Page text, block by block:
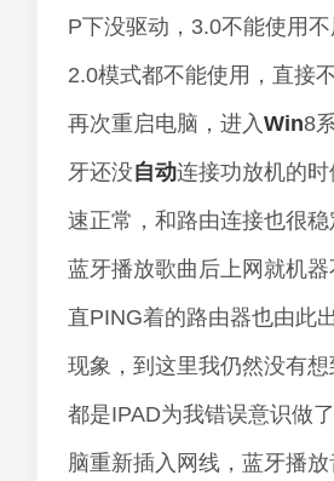
P下没驱动，3.0不能使用
2.0模式都不能使用，直接
再次重启电脑，进入Win8
牙还没自动连接功放机的时
速正常，和路由连接也很稳
蓝牙播放歌曲后上网就机
直PING着的路由器也由此
现象，到这里我仍然没有想
都是IPAD为我错误意识做
脑重新插入网线，蓝牙播